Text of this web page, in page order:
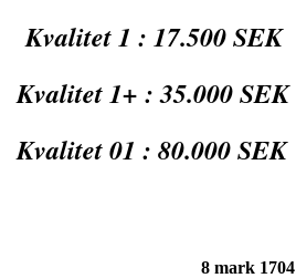
Kvalitet 1 : 17.500 SEK
Kvalitet 1+ : 35.000 SEK
Kvalitet 01 : 80.000 SEK
8 mark 1704